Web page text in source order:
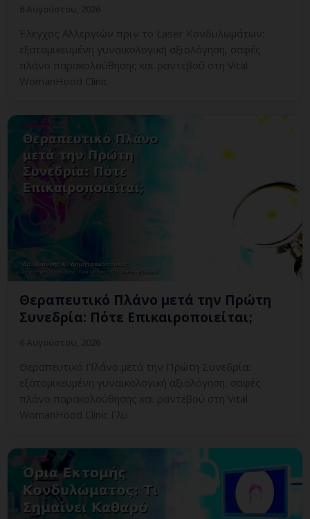
Έλεγχος Αλλεργιών πριν το Laser Κονδυλωμάτων:
εξατομικευμένη γυναικολογική αξιολόγηση, σαφές
πλάνο παρακολούθησης και ραντεβού στη Vital
WomanHood Clinic
Θεραπευτικό Πλάνο μετά την Πρώτη
Συνεδρία: Πότε Επικαιροποιείται;
Θεραπευτικό Πλάνο μετά την Πρώτη Συνεδρία:
εξατομικευμένη γυναικολογική αξιολόγηση, σαφές
πλάνο παρακολούθησης και ραντεβού στη Vital
WomanHood Clinic Γλυ